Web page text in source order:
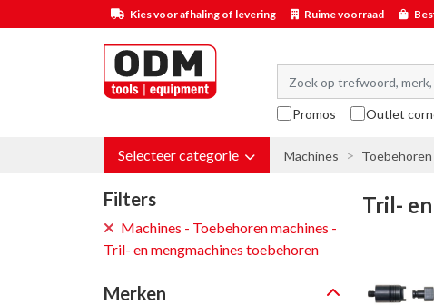
Kies voor afhaling of levering Ruime voorraad
Promos Outlet
Selecteer categorie Machines Toebehoren
Filters
Machines - Toebehoren machines -
Tril- en mengmachines toebehoren
Merken
Tril-